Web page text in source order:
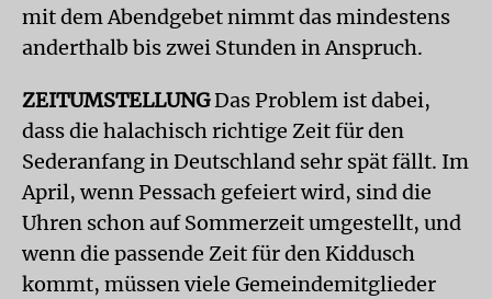
mit dem Abendgebet nimmt das mindestens
anderthalb bis zwei Stunden in Anspruch.
ZEITUMSTELLUNGDas Problem ist dabei,
dass die halachisch richtige Zeit für den
Sederanfang in Deutschland sehr spät fällt. Im
April, wenn Pessach gefeiert wird, sind die
Uhren schon auf Sommerzeit umgestellt, und
wenn die passende Zeit für den Kiddusch
kommt, müssen viele Gemeindemitglieder